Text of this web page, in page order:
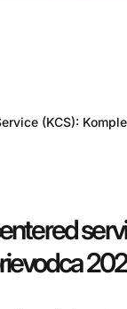
(KCS):